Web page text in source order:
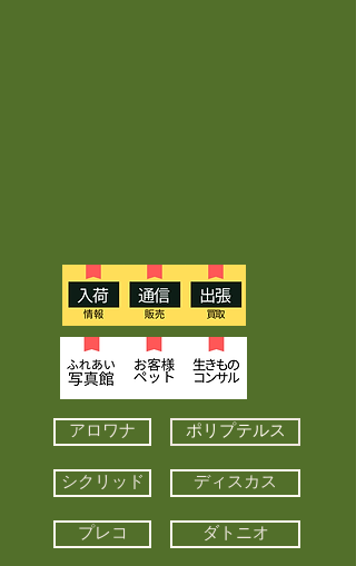
アロワナ ポリプテルス
シクリッド ディスカス
プレコ ダトニオ